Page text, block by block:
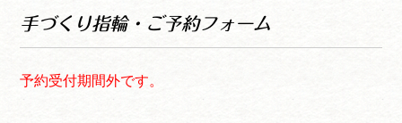
キ
ッ
へ
ス
ッ
プ
HATAE 予約フォーム
手づくり指輪・ご予約フォーム
予約受付期間外です。